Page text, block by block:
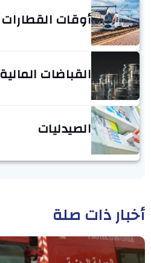
أوقات القطارات
القباضات المالية
الصيدليات
أخبار ذات صلة